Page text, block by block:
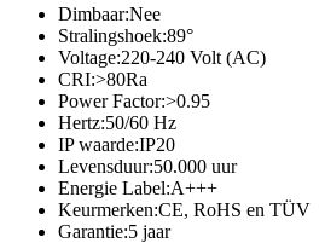
Dimbaar:Nee
Stralingshoek:89°
Voltage:220-240 Volt (AC)
CRI:>80Ra
Power Factor:>0.95
Hertz:50/60 Hz
IP waarde:IP20
Levensduur:50.000 uur
Energie Label:A+++
Keurmerken:CE, RoHS en TÜV
Garantie:5 jaar